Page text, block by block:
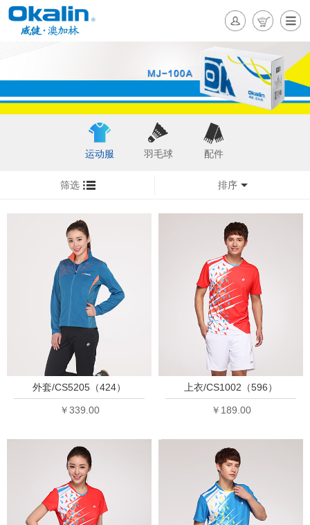
运动服 羽毛球 配件
筛选 排序
外套/CS5205（424）
￥339.00
上衣/CS1002（596）
￥189.00